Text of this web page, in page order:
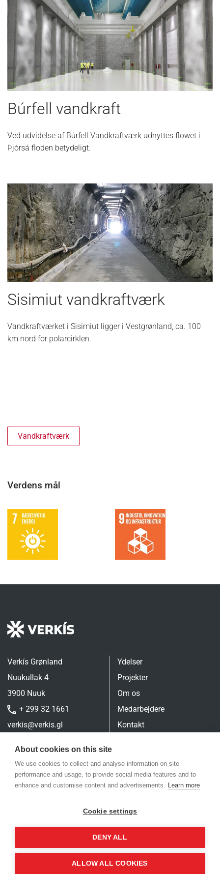
Búrfell vandkraft
Ved udvidelse af Búrfell Vandkraftværk udnyttes flowet i
Þjórsá floden betydeligt.
Sisimiut vandkraftværk
Vandkraftværket i Sisimiut ligger i Vestgrønland, ca. 100
km nord for polarcirklen.
Vandkraftværk
Verdens mål
Verkís Grønland
Nuukullak 4
3900 Nuuk
+ 299 32 1661
verkis@verkis.gl
Ydelser
Projekter
Om os
Medarbejdere
Kontakt
About cookies on this site
We use cookies to collect and analyse information on site
performance and usage, to provide social media features and to
enhance and customise content and advertisements. Learn more
Cookie settings
DENY ALL
ALLOW ALL COOKIES